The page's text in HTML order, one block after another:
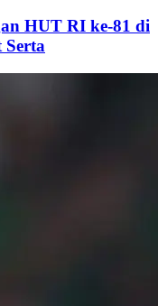
HUT RI ke-81 di